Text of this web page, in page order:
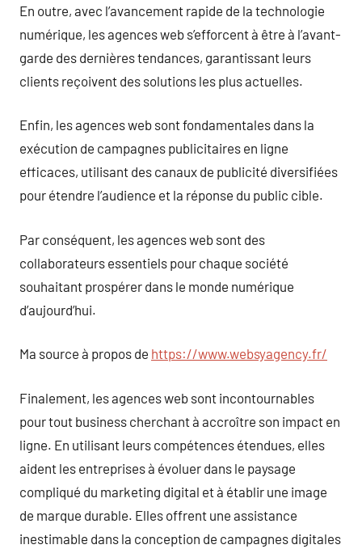
En outre, avec l’avancement rapide de la technologie
numérique, les agences web s’efforcent à être à l’avant-
garde des dernières tendances, garantissant leurs
clients reçoivent des solutions les plus actuelles.
Enfin, les agences web sont fondamentales dans la
exécution de campagnes publicitaires en ligne
efficaces, utilisant des canaux de publicité diversifiées
pour étendre l’audience et la réponse du public cible.
Par conséquent, les agences web sont des
collaborateurs essentiels pour chaque société
souhaitant prospérer dans le monde numérique
d’aujourd’hui.
Ma source à propos de https://www.websyagency.fr/
Finalement, les agences web sont incontournables
pour tout business cherchant à accroître son impact en
ligne. En utilisant leurs compétences étendues, elles
aident les entreprises à évoluer dans le paysage
compliqué du marketing digital et à établir une image
de marque durable. Elles offrent une assistance
inestimable dans la conception de campagnes digitales